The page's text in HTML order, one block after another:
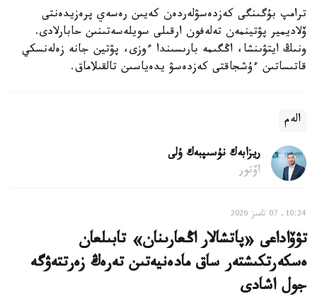
ترامپ بۇگىنگى كەزدەسۋلەردەن كەيىن رەسەي پرەزيدەنتى
ۆلاديمير پۋتينمەن تەلەفون ارقىلى سويلەسەتىنىن حابارلادى.
ونىڭ ايتۋىنشا، اڭگىمە بارىسىندا ءوزى، پۋتين جانە زەلەنسكي
قاتىساتىن ءۇشجاقتى كەزدەسۋ يدەياسىن تالقىلاماق.
الەم
ريزابەك نۇسىپبەك ۇلى
اۆتور
10:24, 07 تامىز 2026
تۋۆاداعى «پاتشالار اڭعارىنان» تابىلعان
ەسكەرتكىشتەر ساق مادەنيەتىن تەرەڭ زەرتتەۋگە
جول اشادى